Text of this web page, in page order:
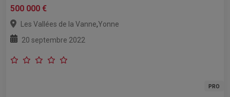
500 000 €
Les Vallées de la Vanne,Yonne
20 septembre 2022
PRO